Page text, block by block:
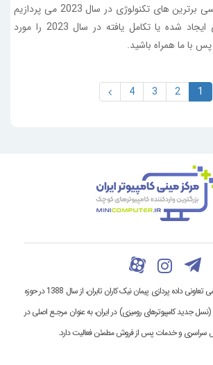
در این مقاله ما به بررسی برترین های تکنولوژی در سال 2023 می پردازیم
و بهترین فناوری های ایجاد شده یا تکامل یافته در سال 2023 را مورد
با ما همراه باشید.
1
2
3
4
مرکز مینی کامپیوتر با نام رسمی تعاونی داده پردازی پیمان نیک کاران تابران، از سال 1388 در حوزه
(نسل جدید کامپیوترهای رومیزی) در ایران، به عنوان مرجـع اصلی در
سراسری و خدمات پس از فروش مطمئن فعالیت دارد.